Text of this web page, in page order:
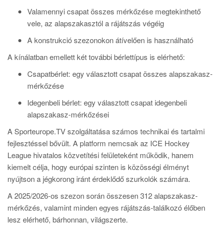
Valamennyi csapat összes mérkőzése megtekinthető
vele, az alapszakasztól a rájátszás végéig
A konstrukció szezonokon átívelően is használható
A kínálatban emellett két további bérlettípus is elérhető:
Csapatbérlet: egy választott csapat összes alapszakasz-
mérkőzése
Idegenbeli bérlet: egy választott csapat idegenbeli
alapszakasz-mérkőzései
A Sporteurope.TV szolgáltatása számos technikai és tartalmi
fejlesztéssel bővült. A platform nemcsak az ICE Hockey
League hivatalos közvetítési felületeként működik, hanem
kiemelt célja, hogy európai szinten is közösségi élményt
nyújtson a jégkorong iránt érdeklődő szurkolók számára.
A 2025/2026-os szezon során összesen 312 alapszakasz-
mérkőzés, valamint minden egyes rájátszás-találkozó élőben
lesz elérhető, bárhonnan, világszerte.